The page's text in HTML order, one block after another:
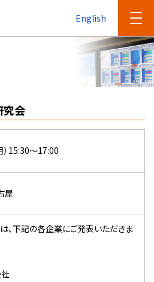
English
究会
15:30～17:00
屋
、下記の各企業にご発表いただきま